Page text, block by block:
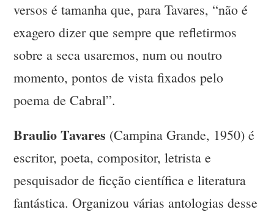
versos é tamanha que, para Tavares, “não é
exagero dizer que sempre que refletirmos
sobre a seca usaremos, num ou noutro
momento, pontos de vista fixados pelo
poema de Cabral”.
Braulio Tavares (Campina Grande, 1950) é
escritor, poeta, compositor, letrista e
pesquisador de ficção científica e literatura
fantástica. Organizou várias antologias desse